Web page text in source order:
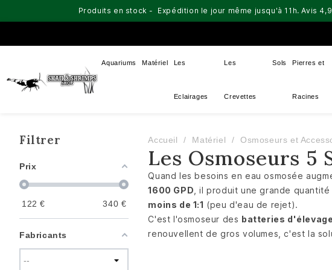
Produits en stock - Expédition le jour même jusqu'à 11h. Avis
Aquariums Matériel Les
Eclairages
Les
Crevettes
Sols Pierres et
Racines
Filtrer
Prix
122 € 340 €
Fabricants
Accueil Matériel Osmoseurs et
Les Osmoseurs 5
Quand les besoins en eau osmosée
1600 GPD , il produit une grande
moins de 1:1 (peu d'eau de rejet).
C'est l'osmoseur des batteries d'élevage
renouvellent de gros volumes, c'est la